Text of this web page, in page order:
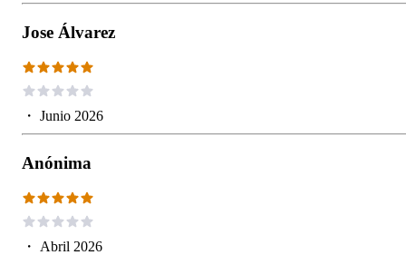
Jose Álvarez
・ Junio 2026
Anónima
・ Abril 2026